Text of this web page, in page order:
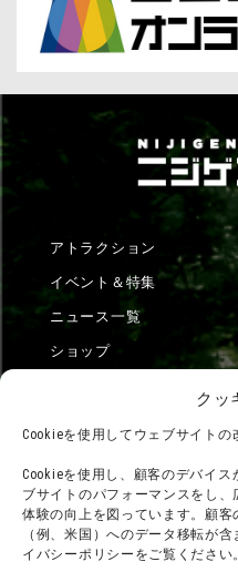
クッ
Cookieを使用してウェブサイト
Cookieを使用し、顧客のデバイ
ブサイトのパフォーマンスをし、
体験の向上を図っています。顧
（例、米国）へのデータ移転が
イバシーポリシーをご覧ください
アトラクション
イベント＆特集
ニュース一覧
ショップ
団体利用について